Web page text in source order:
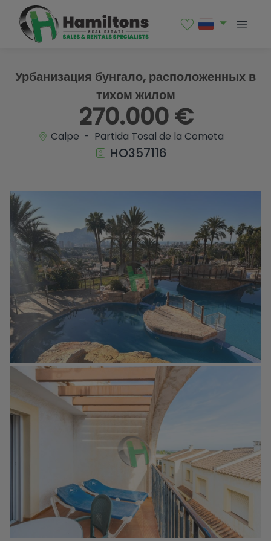
Урбанизация бунгало, расположенных в
тихом жилом
270.000 €
Calpe - Partida Tosal de la Cometa
HO357116
1 / 32